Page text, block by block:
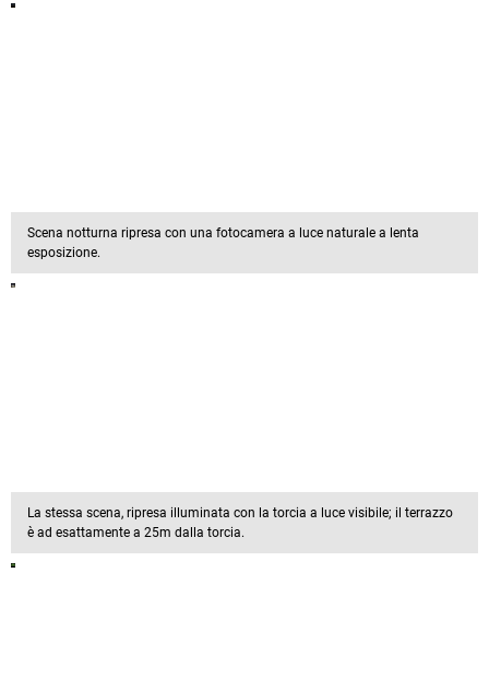
Scena notturna ripresa con una fotocamera a luce naturale a lenta
esposizione.
La stessa scena, ripresa illuminata con la torcia a luce visibile; il terrazzo
è ad esattamente a 25m dalla torcia.